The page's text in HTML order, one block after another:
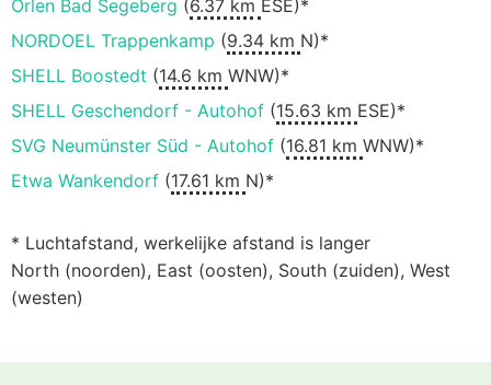
Orlen Bad Segeberg (6.37 km ESE)*
NORDOEL Trappenkamp (9.34 km N)*
SHELL Boostedt (14.6 km WNW)*
SHELL Geschendorf - Autohof (15.63 km ESE)*
SVG Neumünster Süd - Autohof (16.81 km WNW)*
Etwa Wankendorf (17.61 km N)*
* Luchtafstand, werkelijke afstand is langer
North (noorden), East (oosten), South (zuiden), West
(westen)